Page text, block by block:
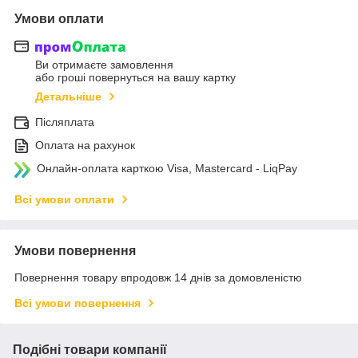
Умови оплати
Ви отримаєте замовлення
або гроші повернуться на вашу картку
Детальніше
Післяплата
Оплата на рахунок
Онлайн-оплата карткою Visa, Mastercard - LiqPay
Всі умови оплати
Умови повернення
Повернення товару впродовж 14 днів за домовленістю
Всі умови повернення
Подібні товари компанії